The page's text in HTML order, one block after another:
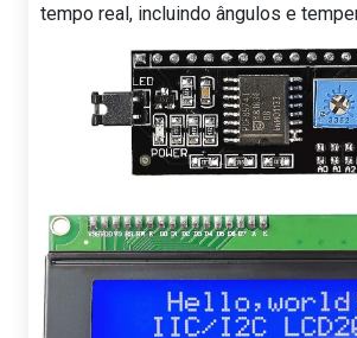
tempo real, incluindo ângulos e